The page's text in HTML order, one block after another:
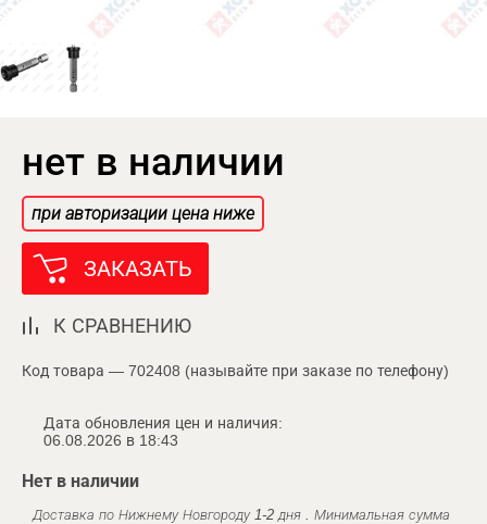
нет в наличии
при авторизации цена ниже
ЗАКАЗАТЬ
К СРАВНЕНИЮ
Код товара — 702408 (называйте при заказе по телефону)
Дата обновления цен и наличия:
06.08.2026 в 18:43
Нет в наличии
Доставка по Нижнему Новгороду 1-2 дня . Минимальная сумма